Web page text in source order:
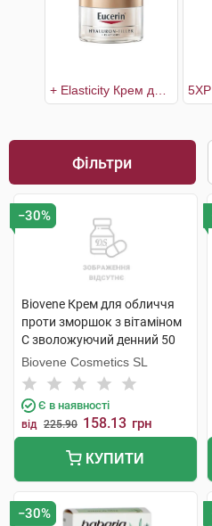
Фільтри
−30%
Biovene Крем для обличчя
проти зморшок з вітаміном
С зволожуючий денний 50
мл 1 банка
Biovene Cosmetics SL
Є в наявності
від 225.90 158.13 грн
КУПИТИ
−30%